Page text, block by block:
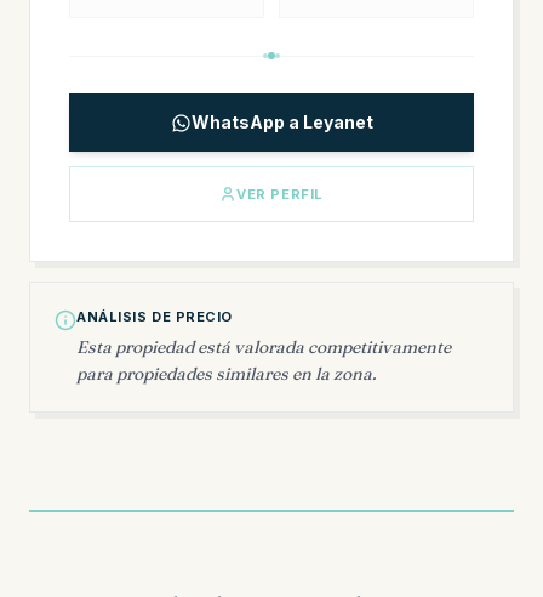
WhatsApp a Leyanet
VER PERFIL
ANÁLISIS DE PRECIO
Esta propiedad está valorada competitivamente
para propiedades similares en la zona.